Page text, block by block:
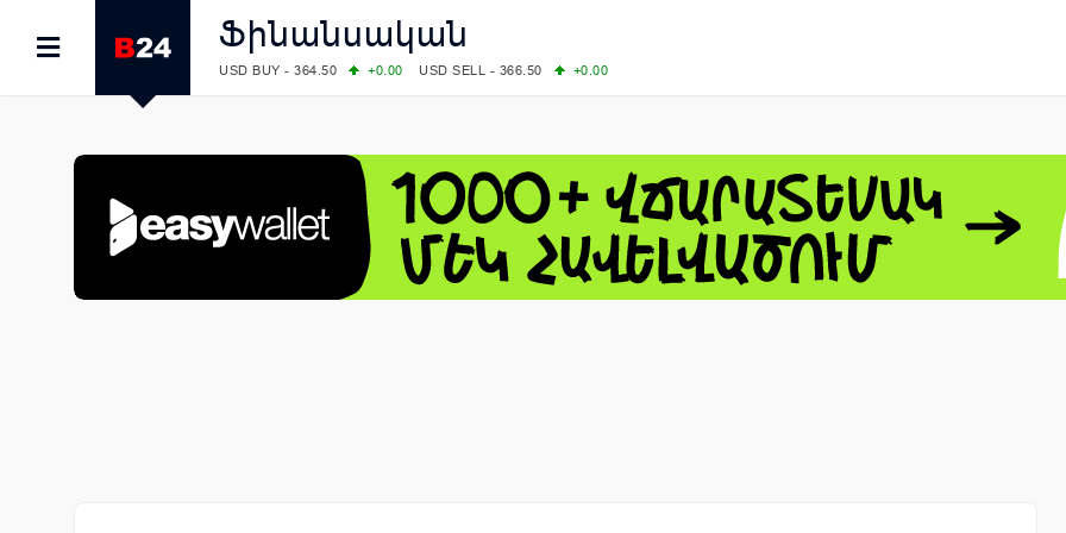
Ֆինանսական
USD BUY - 364.50 +0.00 USD SELL - 366.50
+0.00
COMEX: PLATINUM - 1749.90
LME: ALUMINIUM - 3184.00
-0.27 COPPER - 13791.00
-0.12
LME: NICKEL - 17249.00
+0.09 TIN - 55268.00
+2.50
LME: LEAD - 1877.50
-1.00 ZINC - 3643.00
+1.43
FOREX: USD/JPY - 158.37
+0.44 EUR/GBP - 1.1521
-0.23
FOREX: EUR/USD - 1.1521
-0.23 GBP/USD - 1.3448
-0.08